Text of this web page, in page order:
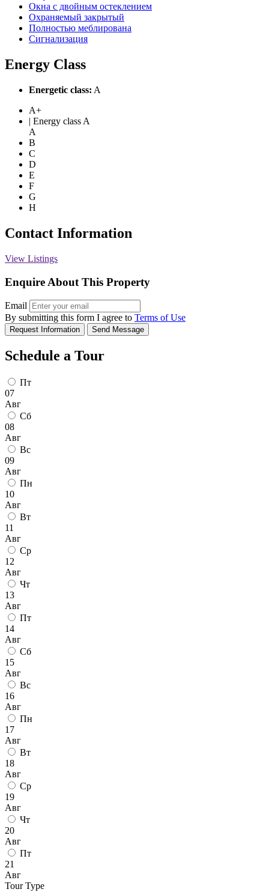
Окна с двойным остеклением
Охраняемый закрытый
Полностью меблирована
Сигнализация
Energy Class
Energetic class: A
A+
| Energy class A
A
B
C
D
E
F
G
H
Contact Information
View Listings
Enquire About This Property
Email
By submitting this form I agree to Terms of Use
Request Information Send Message
Schedule a Tour
Пт
07
Авг
Сб
08
Авг
Вс
09
Авг
Пн
10
Авг
Вт
11
Авг
Ср
12
Авг
Чт
13
Авг
Пт
14
Авг
Сб
15
Авг
Вс
16
Авг
Пн
17
Авг
Вт
18
Авг
Ср
19
Авг
Чт
20
Авг
Пт
21
Авг
Tour Type